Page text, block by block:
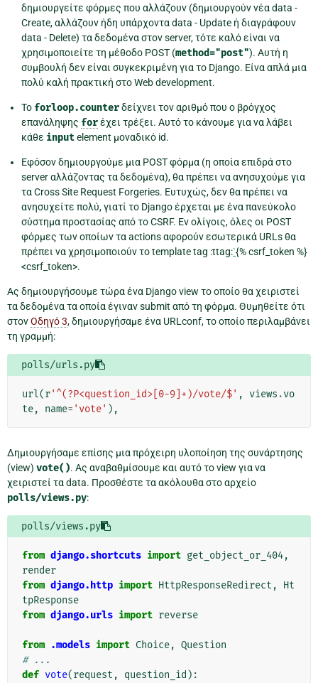
δημιουργείτε φόρμες που αλλάζουν (δημιουργούν νέα data -
Create, αλλάζουν ήδη υπάρχοντα data - Update ή διαγράφουν
data - Delete) τα δεδομένα στον server, τότε καλό είναι να
χρησιμοποιείτε τη μέθοδο POST (method="post"). Αυτή η
συμβουλή δεν είναι συγκεκριμένη για το Django. Είνα απλά μια
πολύ καλή πρακτική στο Web development.
Το forloop.counterδείχνει τον αριθμό που ο βρόγχος
επανάληψης forέχει τρέξει. Αυτό το κάνουμε για να λάβει
κάθε inputelement μοναδικό id.
Εφόσον δημιουργούμε μια POST φόρμα (η οποία επιδρά στο
server αλλάζοντας τα δεδομένα), θα πρέπει να ανησυχούμε για
τα Cross Site Request Forgeries. Ευτυχώς, δεν θα πρέπει να
ανησυχείτε πολύ, γιατί το Django έρχεται με ένα πανεύκολο
σύστημα προστασίας από το CSRF. Εν ολίγοις, όλες οι POST
φόρμες των οποίων τα actions αφορούν εσωτερικά URLs θα
πρέπει να χρησιμοποιούν το template tag :ttag:`{% csrf_token %}
<csrf_token>.
Ας δημιουργήσουμε τώρα ένα Django view το οποίο θα χειριστεί
τα δεδομένα τα οποία έγιναν submit από τη φόρμα. Θυμηθείτε ότι
στονΟδηγό 3, δημιουργήσαμε ένα URLconf, το οποίο περιλαμβάνει
τη γραμμή:
polls/urls.py
url(r'^(?P<question_id>[0-9]+)/vote/$' , views .vo
te, name= 'vote' ),
Δημιουργήσαμε επίσης μια πρόχειρη υλοποίηση της συνάρτησης
(view) vote(). Ας αναβαθμίσουμε και αυτό το view για να
χειριστεί τα data. Προσθέστε τα ακόλουθα στο αρχείο
polls/views.py:
polls/views.py
from django.shortcuts import get_object_or_404,
render
from django.http import HttpResponseRedirect ,
Ht
tpResponse
from django.urls import reverse
from .models import Choice, Question
# ...
def vote(request , question_id ):